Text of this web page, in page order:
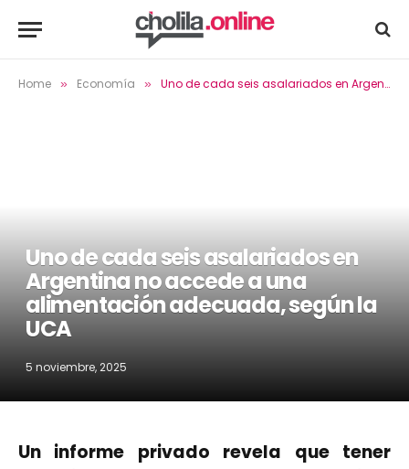
Home » Economía » Uno de cada seis asalariados en Argentina no accede a una alimentación adecuada, según la UCA
Uno de cada seis asalariados en
Argentina no accede a una
alimentación adecuada, según la
UCA
5 noviembre, 2025
Un informe privado revela que tener